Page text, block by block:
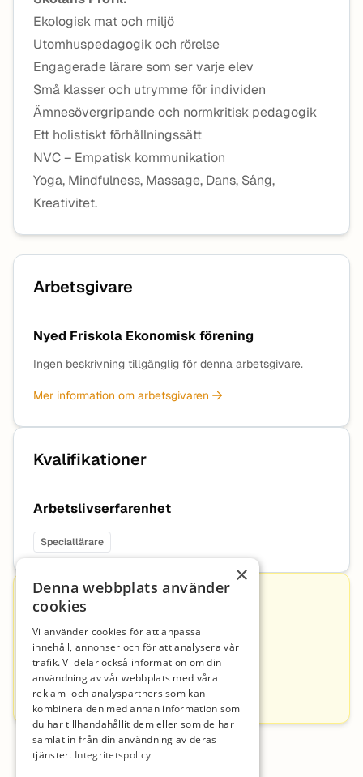
Ekologisk mat och miljö
Utomhuspedagogik och rörelse
Engagerade lärare som ser varje elev
Små klasser och utrymme för individen
Ämnesövergripande och normkritisk pedagogik
Ett holistiskt förhållningssätt
NVC – Empatisk kommunikation
Yoga, Mindfulness, Massage, Dans, Sång,
Kreativitet.
Arbetsgivare
Nyed Friskola Ekonomisk förening
Ingen beskrivning tillgänglig för denna arbetsgivare.
Mer information om arbetsgivaren
Kvalifikationer
Arbetslivserfarenhet
Speciallärare
Kontakt
Nova Wegerif
hr@backafriskola.se
0760283504
×
Denna webbplats använder
cookies
Vi använder cookies för att anpassa
innehåll, annonser och för att analysera vår
trafik. Vi delar också information om din
användning av vår webbplats med våra
reklam- och analyspartners som kan
kombinera den med annan information som
du har tillhandahållit dem eller som de har
samlat in från din användning av deras
tjänster. Integritetspolicy